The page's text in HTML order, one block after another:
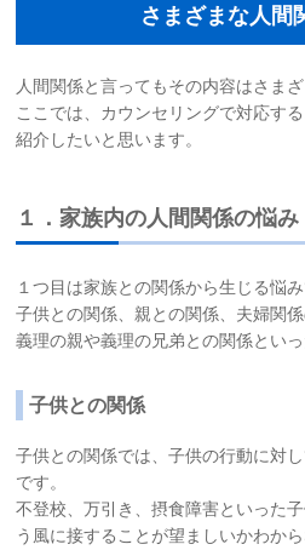
さまざまな人間
人間関係と言ってもその内容はさまざ
ここでは、カウンセリングで対応す
紹介したいと思います。
１．家族内の人間関係の悩み
１つ目は家族との関係から生じる悩み
子供との関係、親との関係、夫婦関
義理の親や義理の兄弟との関係とい
子供との関係
子供との関係では、子供の行動に対
です。
不登校、万引き、摂食障害といった
う風に接することが望ましいかわか